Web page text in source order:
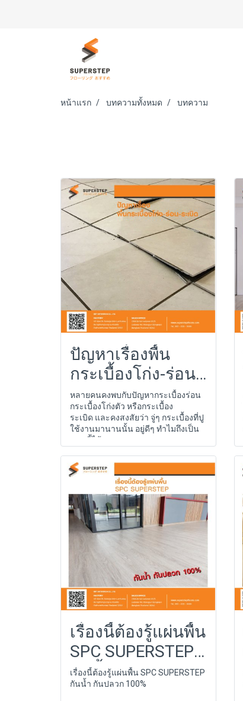
หน้าแรก บทความทั้งหมด บทความ
ปัญหาเรื่องพื้น
กระเบื้องโก่ง-ร่อน-
ระเบิด
หลายคนคงพบกับปัญหากระเบื้องร่อน
กระเบื้องโก่งตัว หรือกระเบื้อง
ระเบิด และคงสงสัยว่า จู่ๆ กระเบื้องที่ปู
ใช้งานมานานนั้น อยู่ดีๆ ทำไมถึงเป็น
แบบนี้ได้
เรื่องนี้ต้องรู้แผ่นพื้น
SPC SUPERSTEP
กันน้ำ กันปลวก
100%
เรื่องนี้ต้องรู้แผ่นพื้น SPC SUPERSTEP
กันน้ำ กันปลวก 100%